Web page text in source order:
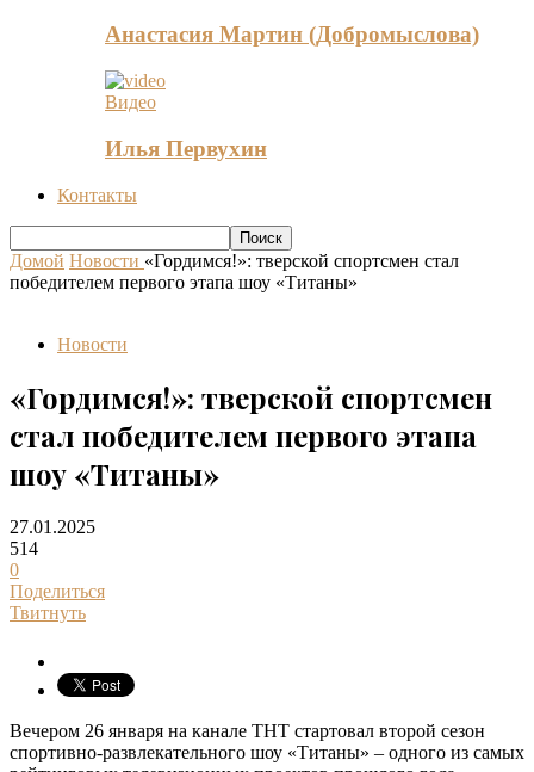
Анастасия Мартин (Добромыслова)
Видео
Илья Первухин
Контакты
Домой Новости «Гордимся!»: тверской спортсмен стал
победителем первого этапа шоу «Титаны»
Новости
«Гордимся!»: тверской спортсмен
стал победителем первого этапа
шоу «Титаны»
27.01.2025
514
0
Поделиться
Твитнуть
Вечером 26 января на канале ТНТ стартовал второй сезон
спортивно-развлекательного шоу «Титаны» – одного из самых